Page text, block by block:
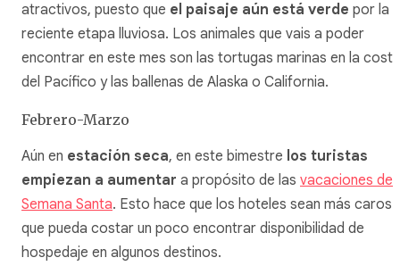
atractivos, puesto que el paisaje aún está verde por la
reciente etapa lluviosa. Los animales que vais a poder
encontrar en este mes son las tortugas marinas en la costa
del Pacífico y las ballenas de Alaska o California.
Febrero-Marzo
Aún en estación seca, en este bimestre los turistas
empiezan a aumentar a propósito de las vacaciones de
Semana Santa. Esto hace que los hoteles sean más caros
que pueda costar un poco encontrar disponibilidad de
hospedaje en algunos destinos.